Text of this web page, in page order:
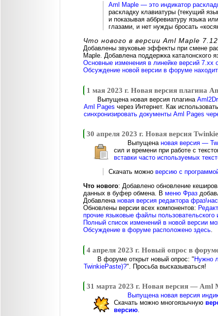
Aml Maple — это индикатор
раскладку клавиатуры (текущий
и показывая аббревиатуру языка
глазами, и нет нужды бросать
Что нового в версии Aml Maple 7.12
Добавлены звуковые эффекты при смене
Maple. Добавлена поддержка каталонского
Основные изменения в линейке версий 7.xx
Обсуждение новой версии в форуме
1 мая 2023 г. Новая версия плагина
Выпущена новая версия плагина
Aml Pages через Интернет. Как
синхронизировать документы Aml Pages
30 апреля 2023 г. Новая версия
Выпущена новая версия —
сил и времени при работе с
вставки часто используемых
Скачать можно версию с
Что нового: Добавлено обновление
данных в буфер обмена. В меню Фраз
Добавлена новая версия редактора
Обновлены версии всех компонентов:
прочие языковые файлы пользовательского
Полный список изменений в новой версии
Обсуждение в форуме расположено здесь
4 апреля 2023 г. Новый опрос в
В форуме открыт новый опрос: "Нужно
TwinkiePaste)?". Просьба высказываться!
31 марта 2023 г. Новая версия — Aml
Выпущена новая версия
Скачать можно многоязычную
версию